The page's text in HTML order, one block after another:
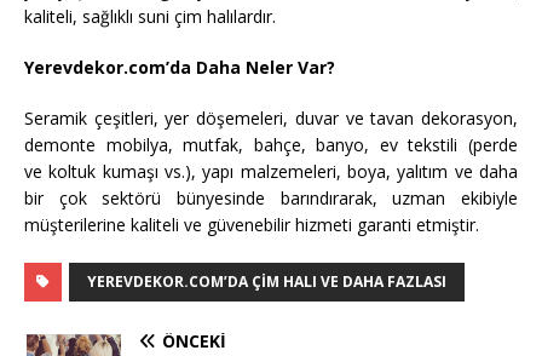
kaliteli, sağlıklı suni çim halılardır.
Yerevdekor.com’da Daha Neler Var?
Seramik çeşitleri, yer döşemeleri, duvar ve tavan dekorasyon,
demonte mobilya, mutfak, bahçe, banyo, ev tekstili (perde
ve koltuk kumaşı vs.), yapı malzemeleri, boya, yalıtım ve daha
bir çok sektörü bünyesinde barındırarak, uzman ekibiyle
müşterilerine kaliteli ve güvenebilir hizmeti garanti etmiştir.
YEREVDEKOR.COM’DA ÇIM HALI VE DAHA FAZLASI
ÖNCEKI